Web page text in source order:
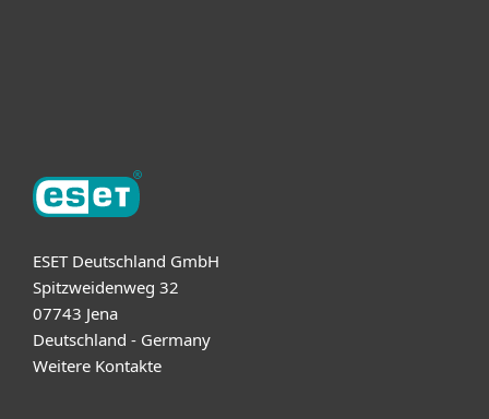
ESET Deutschland GmbH
Spitzweidenweg 32
07743 Jena
Deutschland - Germany
Weitere Kontakte